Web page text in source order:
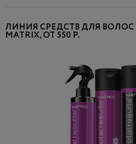
ЛИНИЯ СРЕДСТВ ДЛЯ ВОЛОС
MATRIX, ОТ 550 Р.